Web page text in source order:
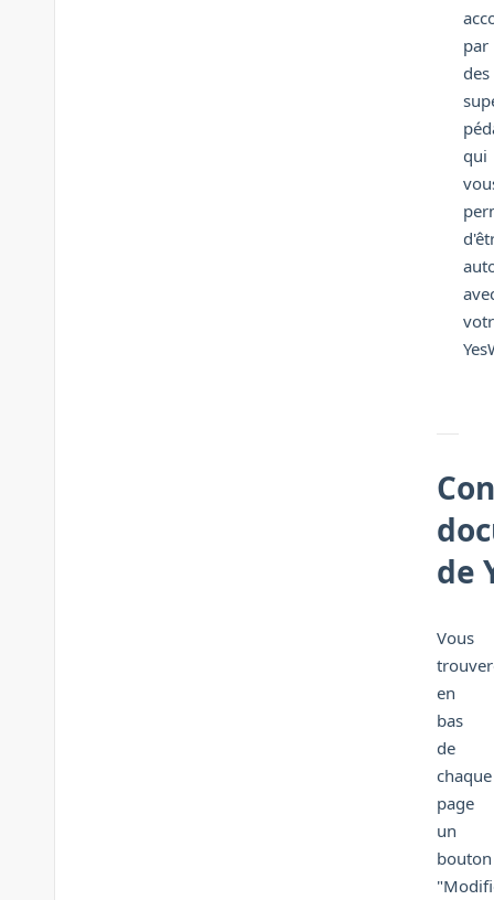
par
des
qui
de
Vous
en
bas
de
chaque
page
un
bouton